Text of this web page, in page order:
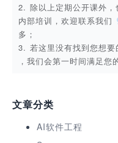
2. 除以上定期公开课外，
内部培训，欢迎联系我们
多；
3. 若这里没有找到您想要
，我们会第一时间满足您
文章分类
AI软件工程